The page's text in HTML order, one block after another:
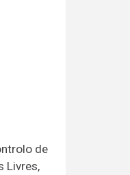
de
Livres,